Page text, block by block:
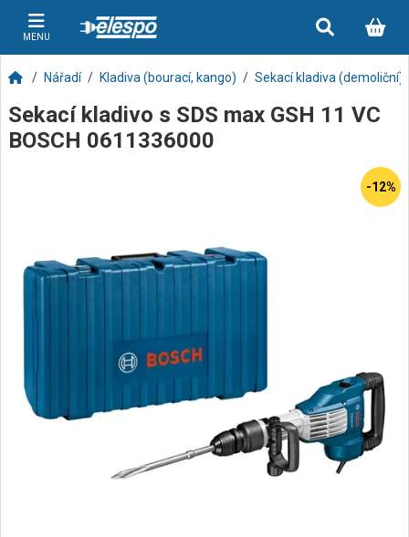
MENU
Nářadí Kladiva (bourací, kango) Sekací kladiva (demoliční)
Sekací kladivo s SDS max GSH 11 VC
BOSCH 0611336000
-12%